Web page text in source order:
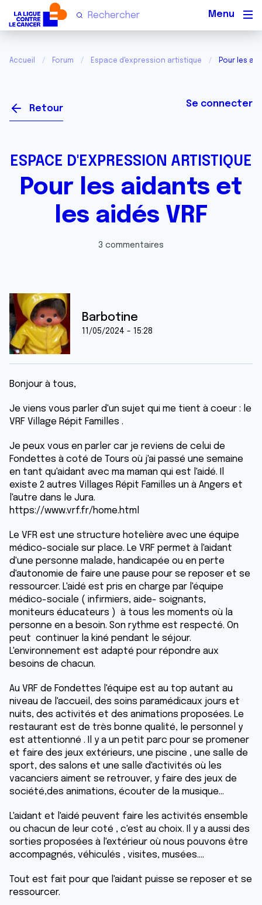
Accueil Forum Espace d'expression artistique Pour les
Retour Se connecter
ESPACE D'EXPRESSION ARTISTIQUE
Pour les aidants et
les aidés VRF
3 commentaires
Barbotine
11/05/2024 - 15:28
Bonjour à tous,
Je viens vous parler d'un sujet qui me tient à coeur : le
VRF Village Répit Familles .
Je peux vous en parler car je reviens de celui de
Fondettes à coté de Tours où j'ai passé une semaine
en tant qu'aidant avec ma maman qui est l'aidé. Il
existe 2 autres Villages Répit Familles un à Angers et
l'autre dans le Jura.
https://www.vrf.fr/home.html
Le VFR est une structure hotelière avec une équipe
médico-sociale sur place. Le VRF permet à l'aidant
d'une personne malade, handicapée ou en perte
d'autonomie de faire une pause pour se reposer et se
ressourcer. L'aidé est pris en charge par l'équipe
médico-sociale ( infirmiers, aide- soignants,
moniteurs éducateurs ) à tous les moments où la
personne en a besoin. Son rythme est respecté. On
peut continuer la kiné pendant le séjour.
L'environnement est adapté pour répondre aux
besoins de chacun.
Au VRF de Fondettes l'équipe est au top autant au
niveau de l'accueil, des soins paramédicaux jours et
nuits, des activités et des animations proposées. Le
restaurant est de très bonne qualité, le personnel y
est attentionné . Il y a un petit parc pour se promener
et faire des jeux extérieurs, une piscine , une salle de
sport, des salons et une salle d'activités où les
vacanciers aiment se retrouver, y faire des jeux de
société,des animations, écouter de la musique...
L'aidant et l'aidé peuvent faire les activités ensemble
ou chacun de leur coté , c'est au choix. Il y a aussi des
sorties proposées à l'extérieur où nous pouvons être
accompagnés, véhiculés , visites, musées....
Tout est fait pour que l'aidant puisse se reposer et se
ressourcer.